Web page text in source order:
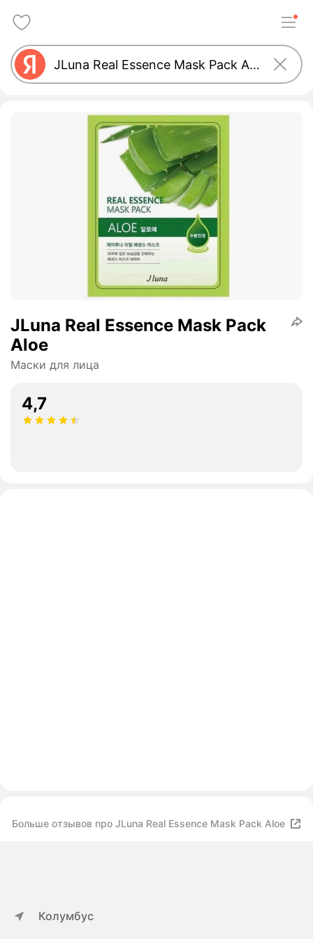
JLuna Real Essence Mask Pack
Aloe
Маски для лица
4,7
Больше отзывов про JLuna Real Essence Mask Pack Aloe
Колумбус